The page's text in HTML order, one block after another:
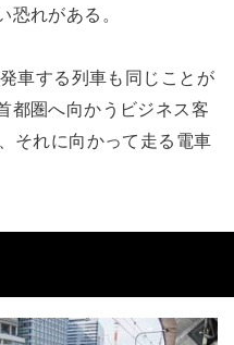
恐れがある。
車する列車も同じことが
都圏へ向かうビジネス客
それに向かって走る電車